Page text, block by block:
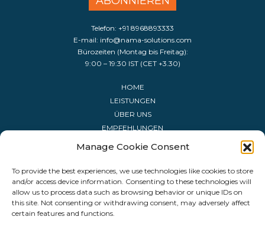
Manage Cookie Consent
To provide the best experiences, we use technologies like cookies to store
and/or access device information. Consenting to these technologies will
allow us to process data such as browsing behavior or unique IDs on
this site. Not consenting or withdrawing consent, may adversely affect
certain features and functions.
Telefon: +91 8968893333
E-mail: info@nama-solutions.com
Bürozeiten (Montag bis Freitag):
9:00 – 19:30 IST (CET +3.30)
HOME
LEISTUNGEN
ÜBER UNS
EMPFEHLUNGEN
KONTAKT
FEIERTAGSKALENDER
FAQ